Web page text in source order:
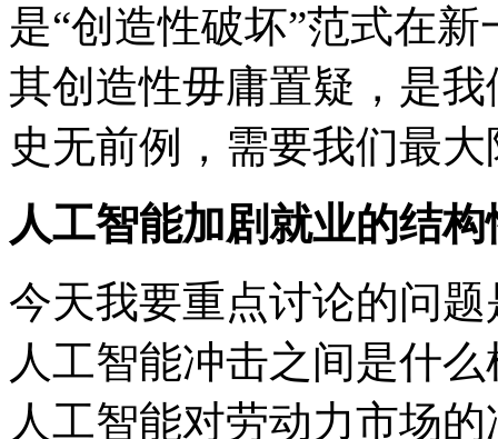
是“创造性破坏”范式在
其创造性毋庸置疑，是
史无前例，需要我们最
人工智能加剧就业的结
今天我要重点讨论的问
人工智能冲击之间是什
人工智能对劳动力市场